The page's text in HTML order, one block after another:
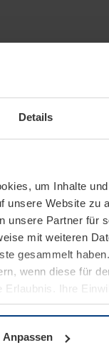
Details
um Inhalte
unsere Website zu
unsere Partner für
mit weiteren
gesammelt haben.
wenn diese für
Ihre
Website ändern
Anpassen
zu den